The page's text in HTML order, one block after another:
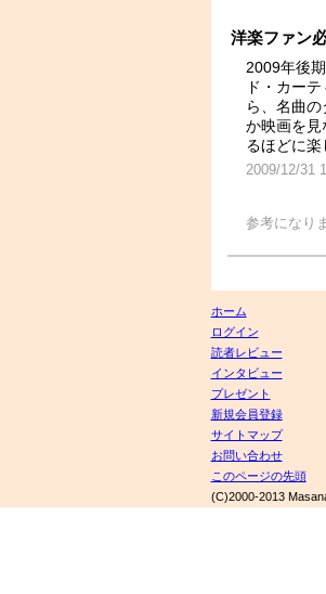
洋楽ファン
2009年後
ド・カー
ら、名曲
か映画を見
るほどに楽
2009/12/31
参考になり
ホーム
ログイン
読者レビュー
インタビュー
プレゼント
新規会員登録
サイトマップ
お問い合わせ
このページの先頭
(C)2000-2013